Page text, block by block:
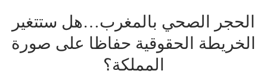
الحجر الصحي بالمغرب…هل ستتغير
الخريطة الحقوقية حفاظا على صورة
المملكة؟